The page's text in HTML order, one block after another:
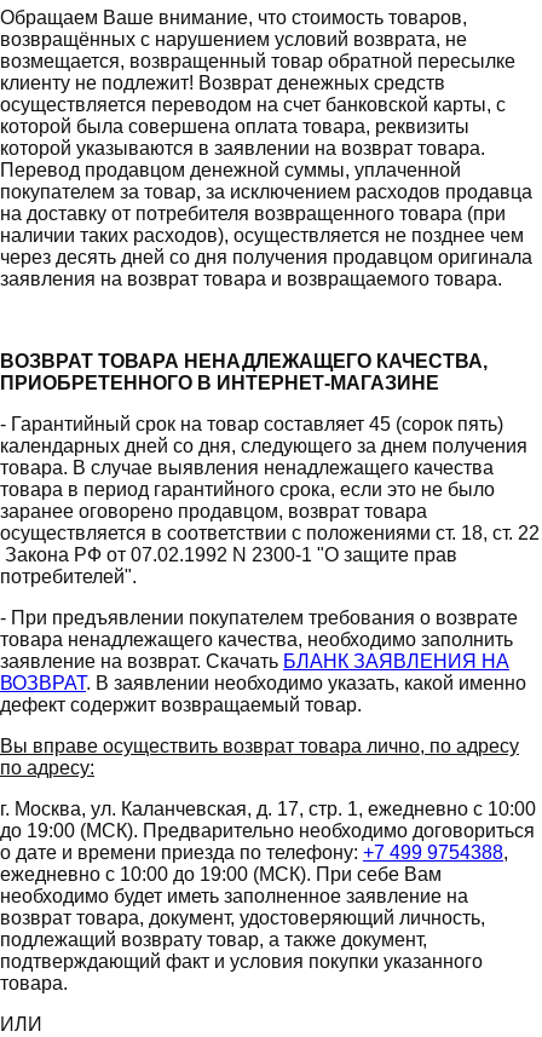
Обращаем Ваше внимание, что стоимость товаров,
возвращённых с нарушением условий возврата, не
возмещается, возвращенный товар обратной пересылке
клиенту не подлежит! Возврат денежных средств
осуществляется переводом на счет банковской карты, с
которой была совершена оплата товара, реквизиты
которой указываются в заявлении на возврат товара.
Перевод продавцом денежной суммы, уплаченной
покупателем за товар, за исключением расходов продавца
на доставку от потребителя возвращенного товара (при
наличии таких расходов), осуществляется не позднее чем
через десять дней со дня получения продавцом оригинала
заявления на возврат товара и возвращаемого товара.
ВОЗВРАТ ТОВАРА НЕНАДЛЕЖАЩЕГО КАЧЕСТВА,
ПРИОБРЕТЕННОГО В ИНТЕРНЕТ-МАГАЗИНЕ
- Гарантийный срок на товар составляет 45 (сорок пять)
календарных дней со дня, следующего за днем получения
товара. В случае выявления ненадлежащего качества
товара в период гарантийного срока, если это не было
заранее оговорено продавцом, возврат товара
осуществляется в соответствии с положениями ст. 18, ст. 22
Закона РФ от 07.02.1992 N 2300-1 "О защите прав
потребителей".
- При предъявлении покупателем требования о возврате
товара ненадлежащего качества, необходимо заполнить
заявление на возврат. Скачать БЛАНК ЗАЯВЛЕНИЯ НА
ВОЗВРАТ. В заявлении необходимо указать, какой именно
дефект содержит возвращаемый товар.
Вы вправе осуществить возврат товара лично, по адресу
по адресу:
г. Москва, ул. Каланчевская, д. 17, стр. 1, ежедневно с 10:00
до 19:00 (МСК). Предварительно необходимо договориться
о дате и времени приезда по телефону: +7 499 9754388,
ежедневно с 10:00 до 19:00 (МСК). При себе Вам
необходимо будет иметь заполненное заявление на
возврат товара, документ, удостоверяющий личность,
подлежащий возврату товар, а также документ,
подтверждающий факт и условия покупки указанного
товара.
ИЛИ